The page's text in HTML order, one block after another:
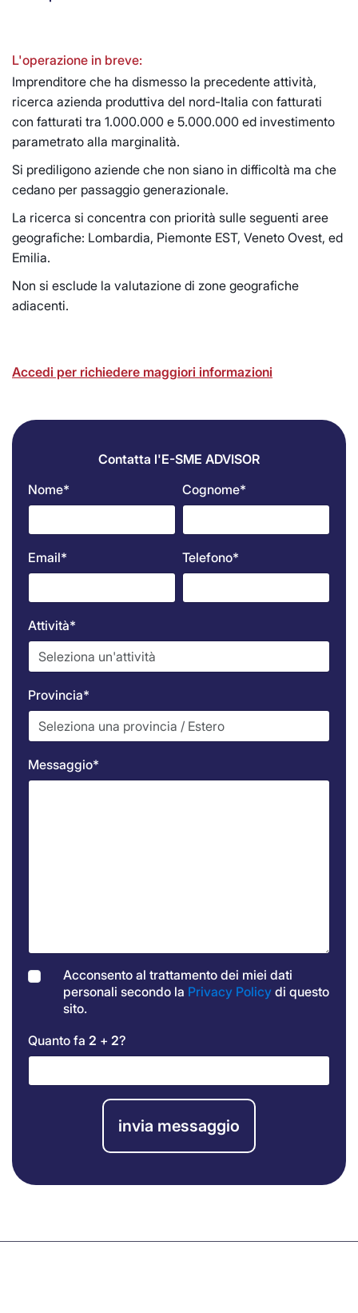
L'operazione in breve:
Imprenditore che ha dismesso la precedente attività,
ricerca azienda produttiva del nord-Italia con fatturati
con fatturati tra 1.000.000 e 5.000.000 ed investimento
parametrato alla marginalità.
Si prediligono aziende che non siano in difficoltà ma che
cedano per passaggio generazionale.
La ricerca si concentra con priorità sulle seguenti aree
geografiche: Lombardia, Piemonte EST, Veneto Ovest, ed
Emilia.
Non si esclude la valutazione di zone geografiche
adiacenti.
Accedi per richiedere maggiori informazioni
Contatta l'E-SME ADVISOR
Nome*
Cognome*
Email* Telefono*
Attività*
Provincia*
Messaggio*
Acconsento al trattamento dei miei dati
personali secondo la Privacy Policy di questo
sito.
Quanto fa 2 + 2?
invia messaggio